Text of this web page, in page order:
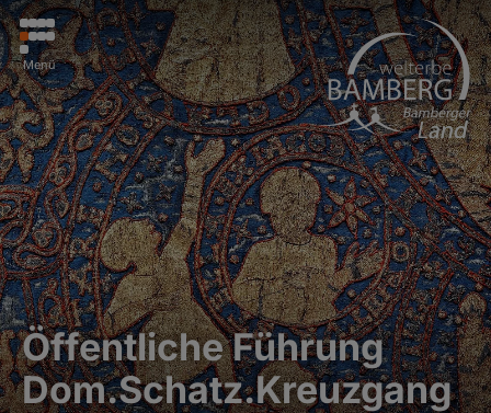
Menü
Öffentliche Führung
Dom.Schatz.Kreuzgang